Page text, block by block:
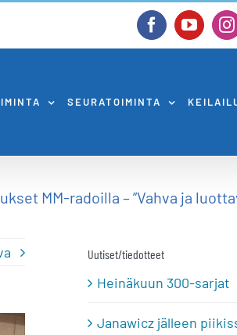
Facebook
SEURATOIMINTA
MM-radoilla – ”Vahva ja
Uutiset/tiedotteet
Heinäkuun 300-sarjat
Janawicz jälleen